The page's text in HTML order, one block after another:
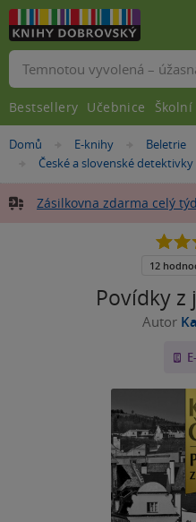
Nacházíte
Domů »E-knihy »Beletrie
»
České a slovenské detektivky
Zásilkovna zdarma celý
Povídky z
Autor
3.8
5
12
Vyhledávání
Bestsellery Učebnice